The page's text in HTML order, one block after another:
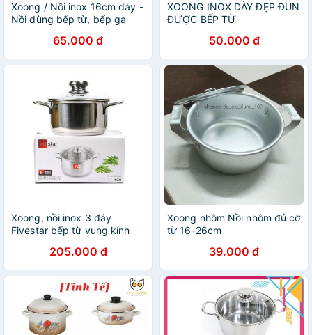
Xoong / Nồi inox 16cm dày -
Nồi dùng bếp từ, bếp ga
65.000 đ
XOONG INOX DÀY ĐẸP ĐUN
ĐƯỢC BẾP TỪ
50.000 đ
Xoong, nồi inox 3 đáy
Fivestar bếp từ vung kính
205.000 đ
Xoong nhôm Nồi nhôm đủ cỡ
từ 16-26cm
39.000 đ